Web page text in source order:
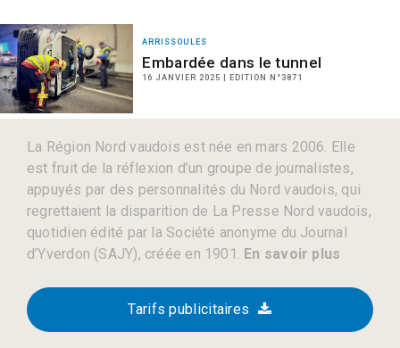
ARRISSOULES
Embardée dans le tunnel
16 JANVIER 2025 | EDITION N°3871
La Région Nord vaudois est née en mars 2006. Elle
est fruit de la réflexion d’un groupe de journalistes,
appuyés par des personnalités du Nord vaudois, qui
regrettaient la disparition de La Presse Nord vaudois,
quotidien édité par la Société anonyme du Journal
d’Yverdon (SAJY), créée en 1901. En savoir plus
Tarifs publicitaires